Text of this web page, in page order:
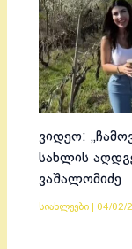
ვიდეო:
სახლის
ვაშალომიძე
სიახლეები 04/02/